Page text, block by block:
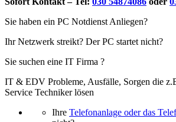
Sie haben ein PC Notdienst Anliegen?
Ihr Netzwerk streikt? Der PC startet nicht?
Sie suchen eine IT Firma ?
IT & EDV Probleme, Ausfälle, Sorgen die
Service Techniker lösen
Ihre Telefonanlage oder das